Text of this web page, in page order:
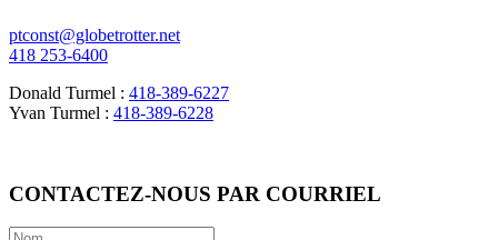
ptconst@globetrotter.net
418 253-6400
Donald Turmel : 418-389-6227
Yvan Turmel : 418-389-6228
CONTACTEZ-NOUS PAR COURRIEL